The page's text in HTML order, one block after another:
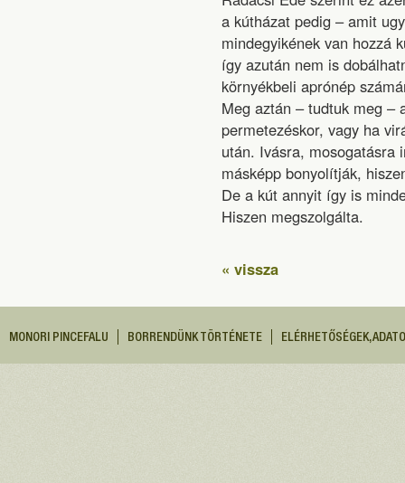
a kútházat pedig – amit
mindegyikének van hozzá
így azután nem is
környékbeli aprónép
Meg aztán – tudtuk meg –
permetezéskor, vagy ha
után. Ivásra, mosogatásra
másképp bonyolítják,
De a kút annyit így is
Hiszen megszolgálta.
« vissza
MONORI PINCEFALU BORRENDÜNK TÖRTÉNETE ELÉRHETŐSÉGEK,